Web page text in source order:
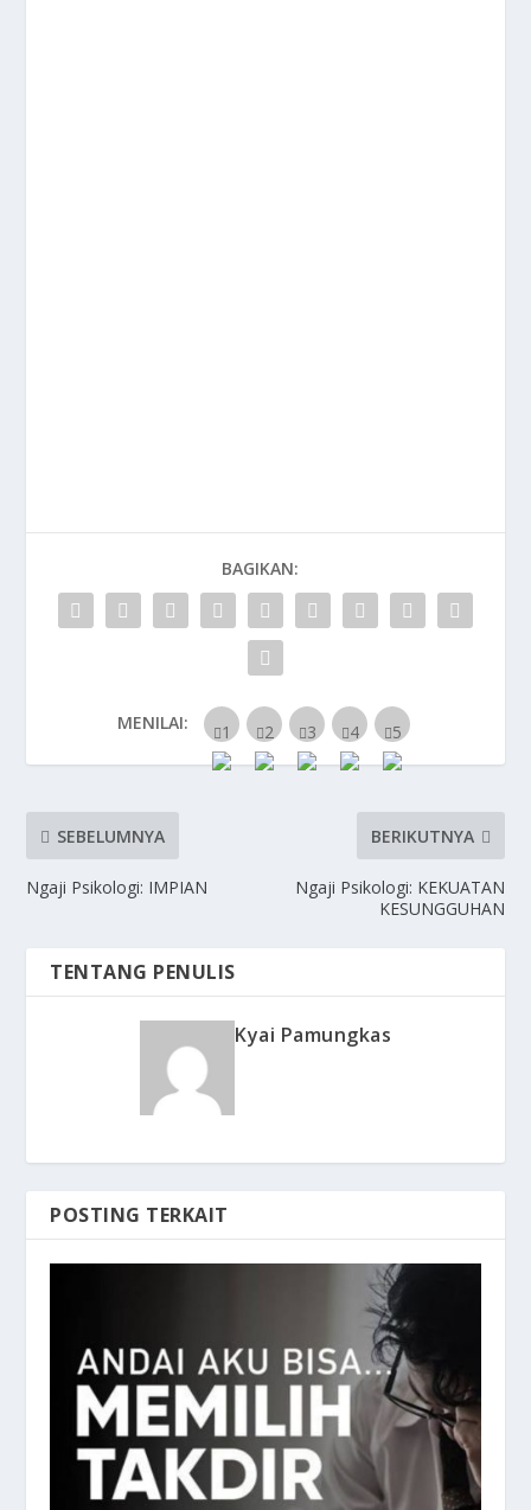
BAGIKAN:
MENILAI:
SEBELUMNYA
Ngaji Psikologi: IMPIAN
BERIKUTNYA
Ngaji Psikologi: KEKUATAN
KESUNGGUHAN
TENTANG PENULIS
Kyai Pamungkas
POSTING TERKAIT